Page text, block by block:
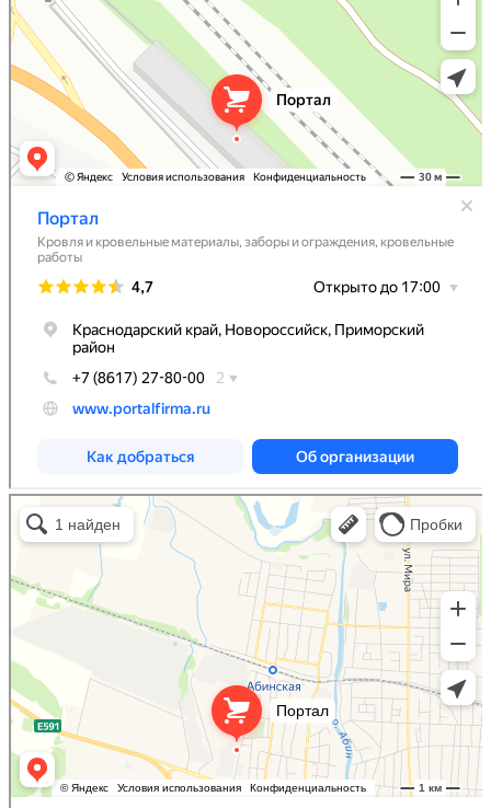
Портал
Кровля и кровельные материалы в Абинске
Фасады и фасадные системы в Абинске